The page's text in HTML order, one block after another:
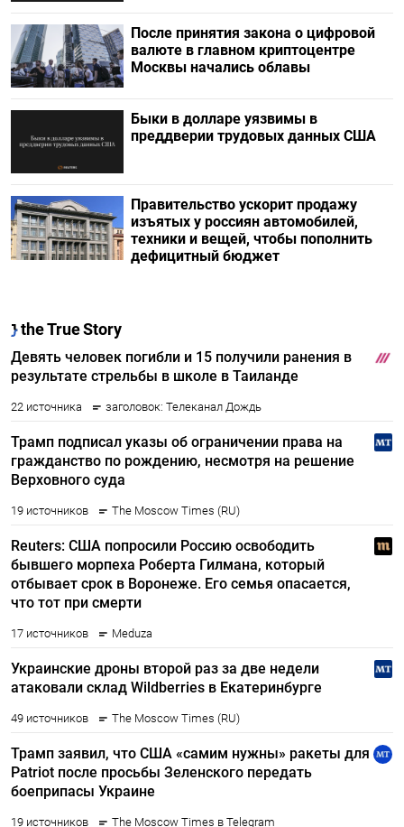
После принятия закона о цифровой
валюте в главном криптоцентре
Москвы начались облавы
Быки в долларе уязвимы в
преддверии трудовых данных США
Правительство ускорит продажу
изъятых у россиян автомобилей,
техники и вещей, чтобы пополнить
дефицитный бюджет